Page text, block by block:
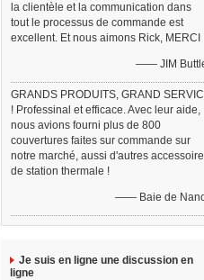
la clientèle et la communication dans
tout le processus de commande est
excellent. Et nous aimons Rick, MERCI
—— JIM
GRANDS PRODUITS, GRAND
! Professinal et efficace. Avec leur aide,
nous avions fourni plus de 800
couvertures faites sur commande sur
notre marché, aussi d'autres
de station thermale !
—— Baie de
Je suis en ligne une discussion en
ligne